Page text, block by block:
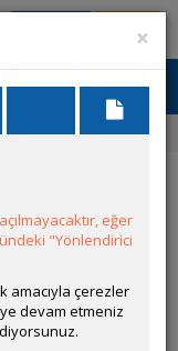
Azot Döngüsü
×
eğer
"Yönlendirici
amacıyla çerezler
devam etmeniz